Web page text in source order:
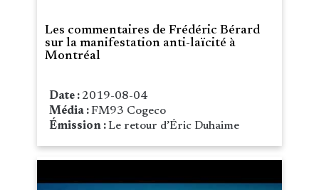
Les commentaires de Frédéric Bérard
sur la manifestation anti-laïcité à
Montréal
Date : 2019-08-04
Média :FM93 Cogeco
Émission : Le retour d’Éric Duhaime